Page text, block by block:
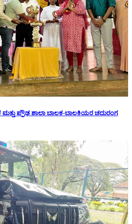
ಪ್ರೌಢ ಶಾಲಾ ಬಾಲಕ-ಬಾಲಕಿಯರ ಚದುರಂಗ